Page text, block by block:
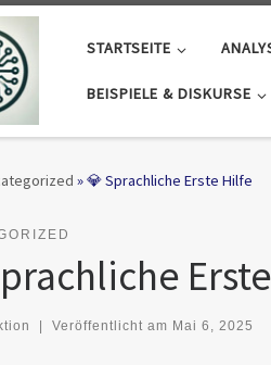
STARTSEITE
BEISPIELE & DISKURSE
»💎 Sprachliche Erste Hilfe
Veröffentlicht am Mai 6, 2025